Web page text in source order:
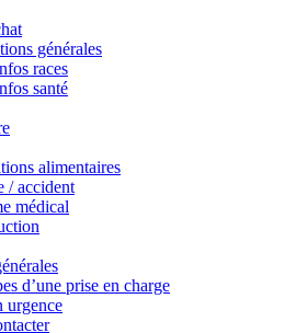
générales
races
santé
alimentaires
/ accident
médical
d’une prise en charge
urgence